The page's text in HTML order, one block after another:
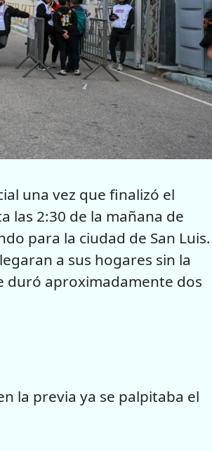
una vez que finalizó el
las 2:30 de la mañana de
para la ciudad de San Luis.
a sus hogares sin la
duró aproximadamente dos
la previa ya se palpitaba el